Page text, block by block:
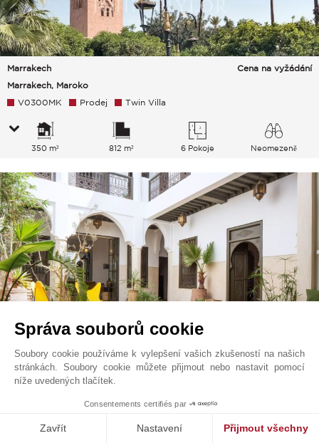
Marrakech
Marrakech, Maroko
Cena na vyžádání
V0300MK Prodej Twin Villa
350 m² 812 m² 6 Pokoje Neomezeně
Marrakech
Marrakech, Maroko
980 000 EUR
Prodej Riad
Správa souborů cookie
Soubory cookie používáme k vylepšení vašich zkušeností na našich
stránkách. Soubory cookie můžete přijmout nebo nastavit pomocí
níže uvedených tlačítek.
Consentements certifiés par
Zavřít Nastavení Přijmout všechny